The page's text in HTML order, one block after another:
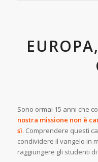
Sono ormai 15 anni che
nostra missione non è
sì. Comprendere questi
condividere il vangelo in
raggiungere gli studenti di